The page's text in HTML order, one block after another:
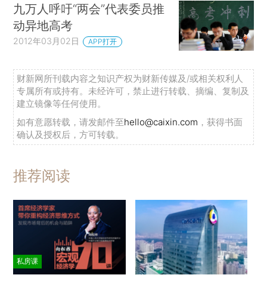
九万人呼吁“两会”代表委员推
动异地高考
2012年03月02日 APP打开
财新网所刊载内容之知识产权为财新传媒及/或相关权利人
专属所有或持有。未经许可，禁止进行转载、摘编、复制及
建立镜像等任何使用。
如有意愿转载，请发邮件至hello@caixin.com ，获得书面
确认及授权后，方可转载。
推荐阅读
私房课